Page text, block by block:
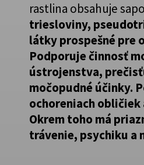
rastlina obsahuje
triesloviny,
látky prospešné pre
Podporuje činnosť
ústrojenstva,
močopudné účinky.
ochoreniach obličiek
Okrem toho má
trávenie, psychiku a